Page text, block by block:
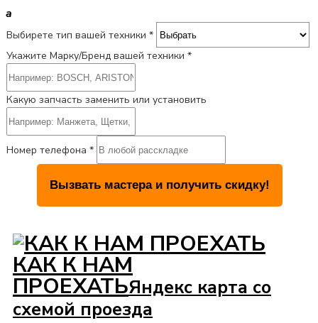
a
Выбирете тип вашей техники *
Укажите Марку/Бренд вашей техники *
Какую запчасть заменить или установить
Номер телефона *
КАК К НАМ
ПРОЕХАТЬЯндекс карта со
схемой проезда